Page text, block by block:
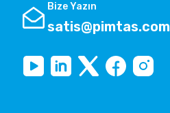
Bize Yazın
satis@pimtas.com